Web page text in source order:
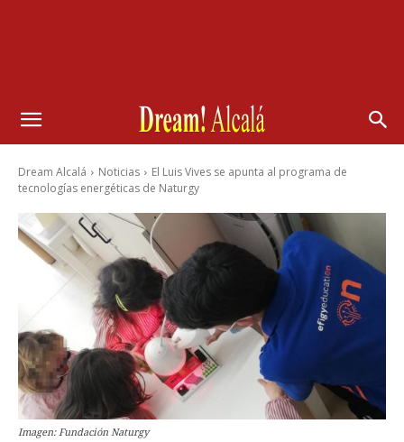
Dream Alcalá Noticias
El Luis Vives se apunta al programa de
tecnologías energéticas de Naturgy
Imagen: Fundación Naturgy